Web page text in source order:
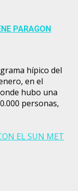
PARAGON
hípico del
en el
hubo una
personas,
EL SUN MET